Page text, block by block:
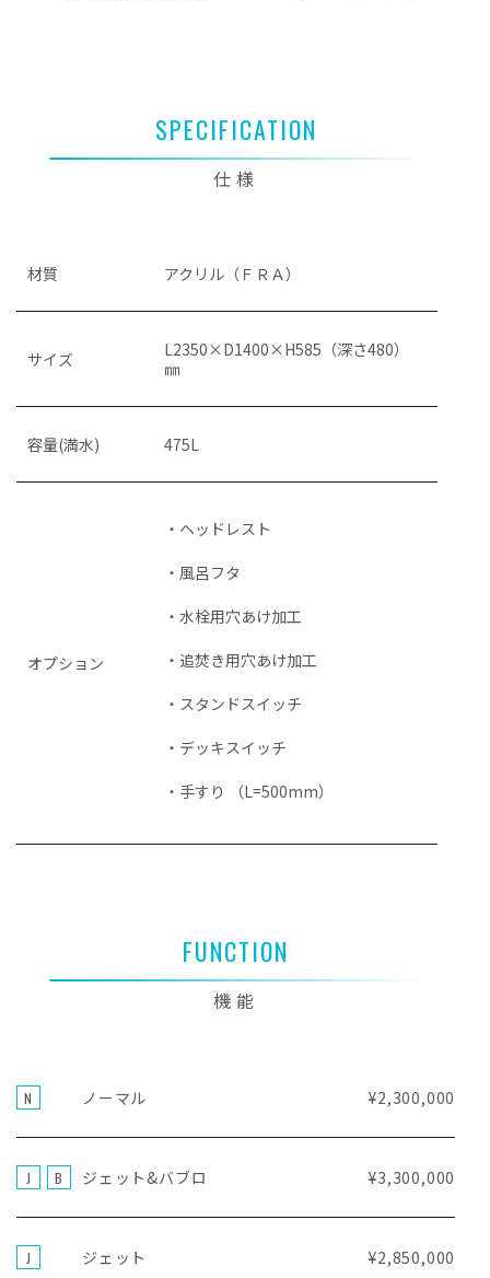
SPECIFICATION
仕様
材質 アクリル（ＦＲＡ）
サイズ
L2350×D1400×H585（深さ480）
㎜
容量(満水) 475L
オプション
・ヘッドレスト
・風呂フタ
・水栓用穴あけ加工
・追焚き用穴あけ加工
・スタンドスイッチ
・デッキスイッチ
・手すり （L=500mm）
FUNCTION
機能
ノーマル
N ¥2,300,000
ジェット&バブロ
J B ¥3,300,000
ジェット
J ¥2,850,000